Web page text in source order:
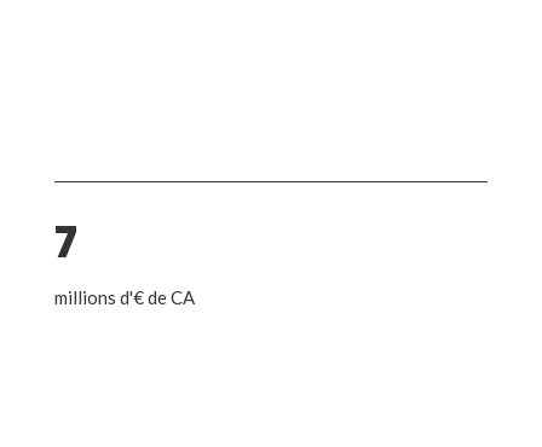
7
millions d'€ de CA